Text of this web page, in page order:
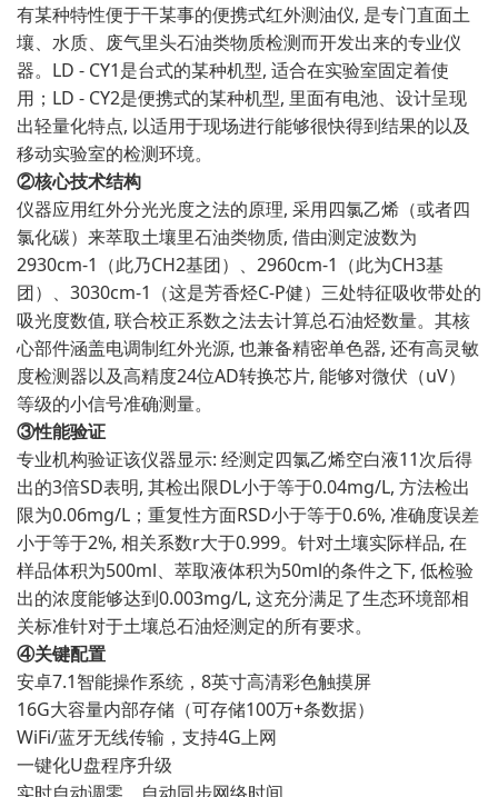
有某种特性便于干某事的便携式红外测油仪, 是专门直面土
壤、水质、废气里头石油类物质检测而开发出来的专业仪
器。LD - CY1是台式的某种机型, 适合在实验室固定着使
用；LD - CY2是便携式的某种机型, 里面有电池、设计呈现
出轻量化特点, 以适用于现场进行能够很快得到结果的以及
移动实验室的检测环境。
②核心技术结构
仪器应用红外分光光度之法的原理, 采用四氯乙烯（或者四
氯化碳）来萃取土壤里石油类物质, 借由测定波数为
2930cm-1（此乃CH2基团）、2960cm-1（此为CH3基
团）、3030cm-1（这是芳香烃C-P健）三处特征吸收带处的
吸光度数值, 联合校正系数之法去计算总石油烃数量。其核
心部件涵盖电调制红外光源, 也兼备精密单色器, 还有高灵敏
度检测器以及高精度24位AD转换芯片, 能够对微伏（uV）
等级的小信号准确测量。
③性能验证
专业机构验证该仪器显示: 经测定四氯乙烯空白液11次后得
出的3倍SD表明, 其检出限DL小于等于0.04mg/L, 方法检出
限为0.06mg/L；重复性方面RSD小于等于0.6%, 准确度误差
小于等于2%, 相关系数r大于0.999。针对土壤实际样品, 在
样品体积为500ml、萃取液体积为50ml的条件之下, 低检验
出的浓度能够达到0.003mg/L, 这充分满足了生态环境部相
关标准针对于土壤总石油烃测定的所有要求。
④关键配置
安卓7.1智能操作系统，8英寸高清彩色触摸屏
16G大容量内部存储（可存储100万+条数据）
WiFi/蓝牙无线传输，支持4G上网
一键化U盘程序升级